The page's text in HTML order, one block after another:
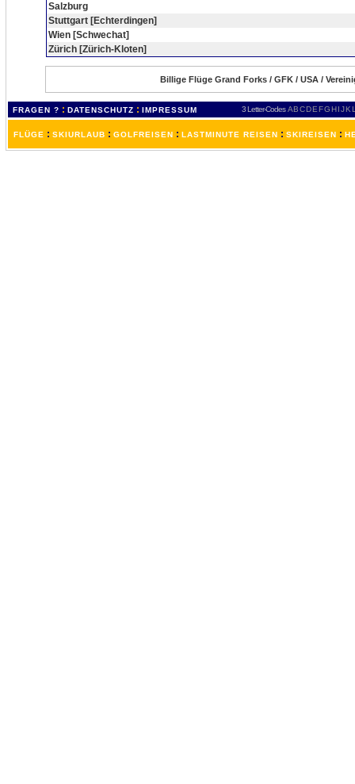
Salzburg
Stuttgart [Echterdingen]
Wien [Schwechat]
Zürich [Zürich-Kloten]
Billige Flüge Grand Forks / GFK / USA /
FRAGEN ? : DATENSCHUTZ : IMPRESSUM 3 Letter-Codes ABCDEFGH IJKL
FLÜGE : SKIURLAUB : GOLFREISEN : LASTMINUTE REISEN : SKIREISEN :